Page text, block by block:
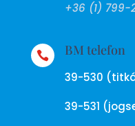
+36 (1) 799-
 BM telefon
39-530
39-531